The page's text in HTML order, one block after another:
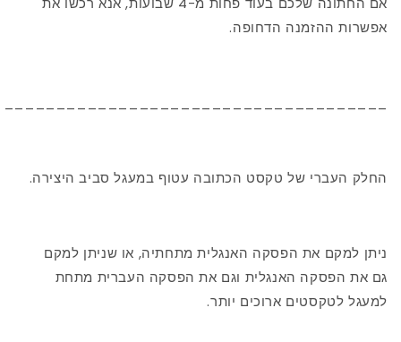
אפשרות ההזמנה הדחופה.
החלק העברי של טקסט הכתובה עטוף במעגל סביב היצירה.
ניתן למקם את הפסקה האנגלית מתחתיה, או שניתן למקם
גם את הפסקה האנגלית וגם את הפסקה העברית מתחת
למעגל לטקסטים ארוכים יותר.